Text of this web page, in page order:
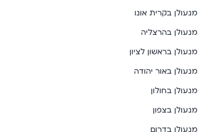
מנעולן בקרית אונו
מנעולן בהרצליה
מנעולן בראשון לציון
מנעולן באור יהודה
מנעולן בחולון
מנעולן בצפון
מנעולן בדרום